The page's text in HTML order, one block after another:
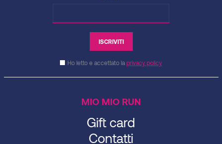
Ho letto e accettato la privacy policy
MIO MIO RUN
Gift card
Contatti